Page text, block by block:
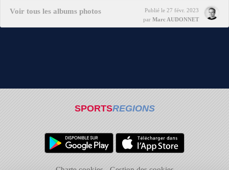
Voir tous les albums photos Publié le 27 févr. 2023
par Marc AUDONNET
SPORTSREGIONS